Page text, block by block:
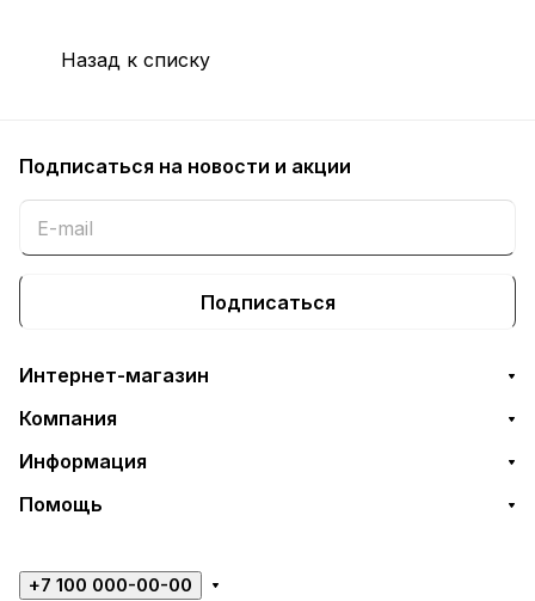
Назад к списку
Подписаться на новости и акции
Подписаться
Интернет-магазин
Компания
Информация
Помощь
+7 100 000-00-00